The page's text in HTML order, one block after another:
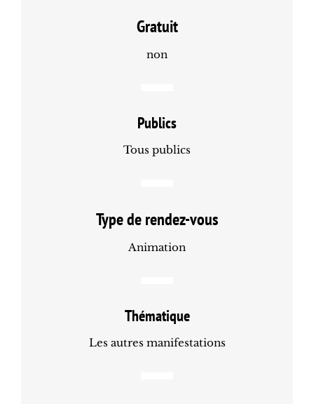
Gratuit
non
Publics
Tous publics
Type de rendez-vous
Animation
Thématique
Les autres manifestations